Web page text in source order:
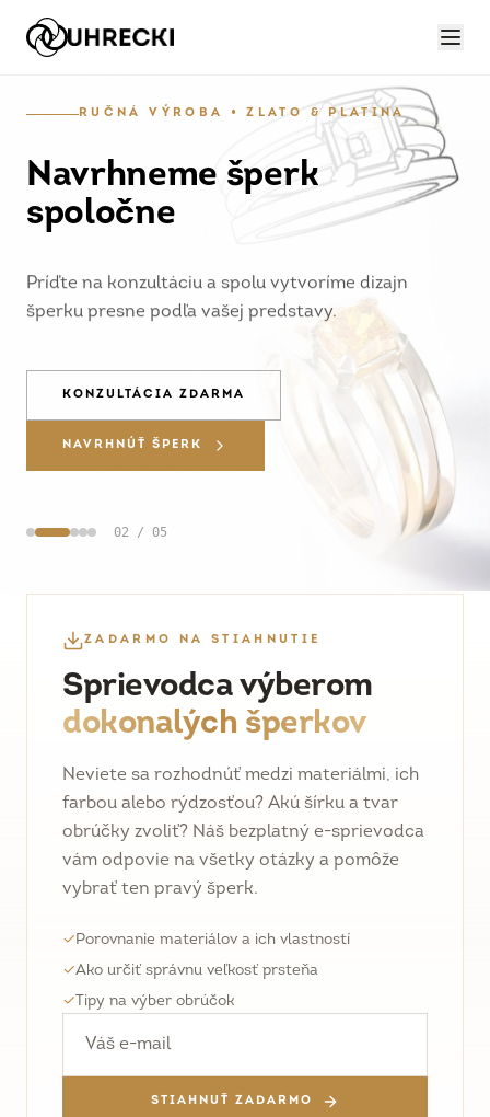
RUČNÁ VÝROBA • ZLATO & PLATINA
Navrhneme šperk
spoločne
Príďte na konzultáciu a spolu vytvoríme dizajn
šperku presne podľa vašej predstavy.
KONZULTÁCIA ZDARMA
NAVRHNÚŤ ŠPERK
02 / 05
ZADARMO NA STIAHNUTIE
Sprievodca výberom
dokonalých šperkov
Neviete sa rozhodnúť medzi materiálmi, ich
farbou alebo rýdzosťou? Akú šírku a tvar
obrúčky zvoliť? Náš bezplatný e-sprievodca
vám odpovie na všetky otázky a pomôže
vybrať ten pravý šperk.
✓Porovnanie materiálov a ich vlastností
✓Ako určiť správnu veľkosť prsteňa
✓ Tipy na výber obrúčok
STIAHNUŤ ZADARMO